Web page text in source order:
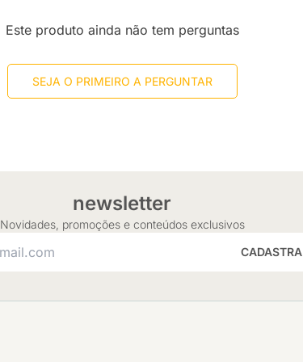
Este produto ainda não tem perguntas
SEJA O PRIMEIRO A PERGUNTAR
newsletter
Novidades, promoções e conteúdos exclusivos